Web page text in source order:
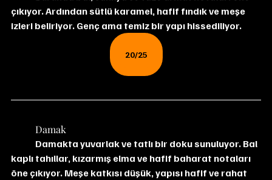
çıkıyor. Ardından sütlü karamel, hafif fındık ve meşe
izleri beliriyor. Genç ama temiz bir yapı hissediliyor.
20/25
	Damak
kaplı tahıllar, kızarmış elma ve hafif baharat notaları
öne çıkıyor. Meşe katkısı düşük, yapısı hafif ve rahat